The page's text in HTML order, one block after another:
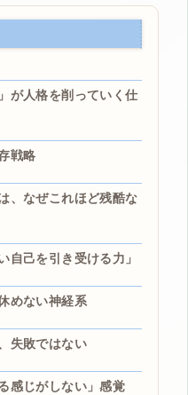
が人格を削っていく仕
戦略
、なぜこれほど残酷な
自己を引き受ける力」
めない神経系
失敗ではない
感じがしない」感覚